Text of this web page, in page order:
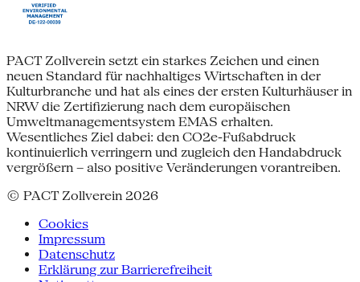
PACT Zollverein setzt ein starkes Zeichen und einen
neuen Standard für nachhaltiges Wirtschaften in der
Kulturbranche und hat als eines der ersten Kulturhäuser in
NRW die Zertifizierung nach dem europäischen
Umweltmanagementsystem EMAS erhalten.
Wesentliches Ziel dabei: den CO2e-Fußabdruck
kontinuierlich verringern und zugleich den Handabdruck
vergrößern – also positive Veränderungen vorantreiben.
© PACT Zollverein 2026
Cookies
Impressum
Datenschutz
Erklärung zur Barrierefreiheit